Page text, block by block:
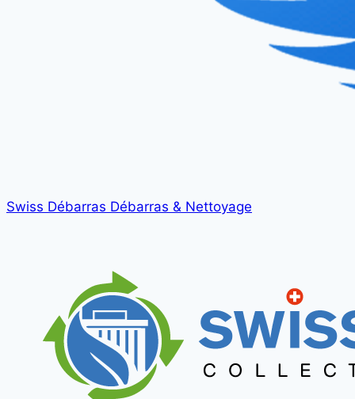
Swiss Débarras Débarras & Nettoyage